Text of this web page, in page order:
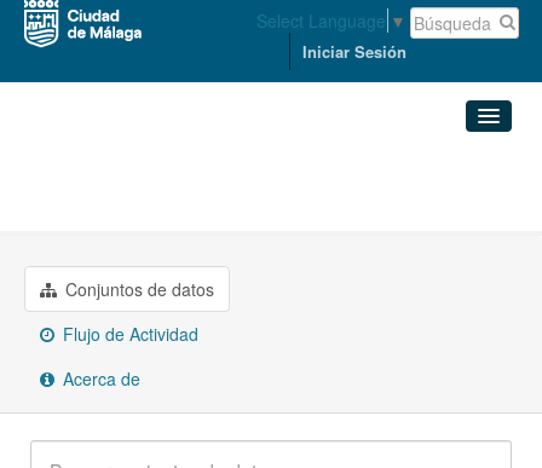
Select Language ▼
Iniciar Sesión
Grupos
Acerca de
Conjuntos de datos
Flujo de Actividad
Acerca de